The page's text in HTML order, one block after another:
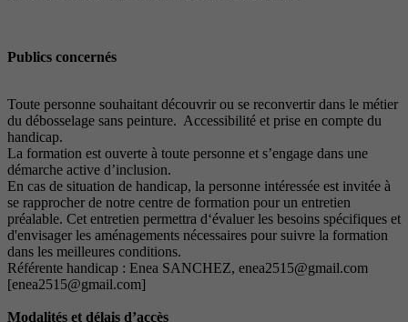
Publics concernés
Toute personne souhaitant découvrir ou se reconvertir dans le métier
du débosselage sans peinture. Accessibilité et prise en compte du
handicap.
La formation est ouverte à toute personne et s’engage dans une
démarche active d’inclusion.
En cas de situation de handicap, la personne intéressée est invitée à
se rapprocher de notre centre de formation pour un entretien
préalable. Cet entretien permettra d‘évaluer les besoins spécifiques et
d'envisager les aménagements nécessaires pour suivre la formation
dans les meilleures conditions.
Référente handicap : Enea SANCHEZ, enea2515@gmail.com
[enea2515@gmail.com]
Modalités et délais d’accès